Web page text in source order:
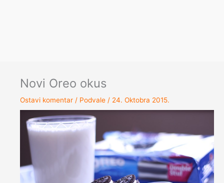
Novi Oreo okus
Ostavi komentar / Podvale / 24. Oktobra 2015.